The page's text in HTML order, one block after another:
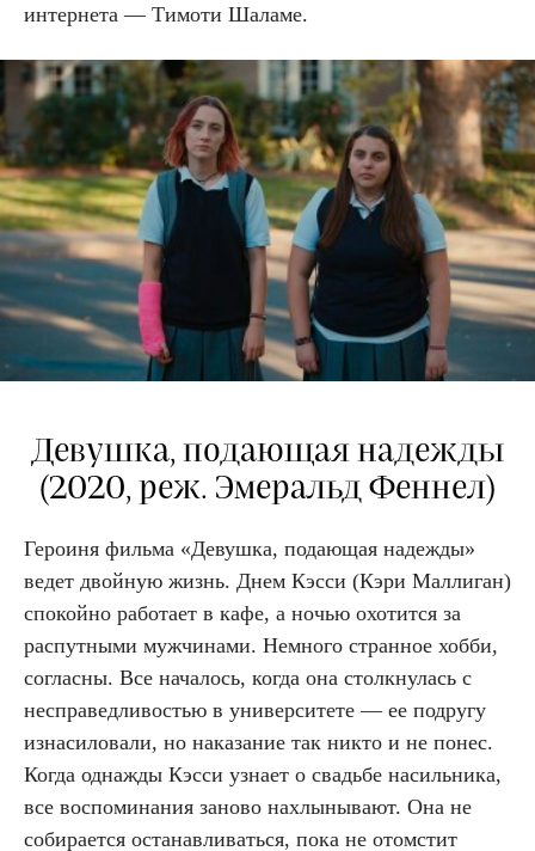
интернета — Тимоти Шаламе.
Девушка, подающая надежды
(2020, реж. Эмеральд Феннел)
Героиня фильма «Девушка, подающая надежды»
ведет двойную жизнь. Днем Кэсси (Кэри Маллиган)
спокойно работает в кафе, а ночью охотится за
распутными мужчинами. Немного странное хобби,
согласны. Все началось, когда она столкнулась с
несправедливостью в университете — ее подругу
изнасиловали, но наказание так никто и не понес.
Когда однажды Кэсси узнает о свадьбе насильника,
все воспоминания заново нахлынывают. Она не
собирается останавливаться, пока не отомстит